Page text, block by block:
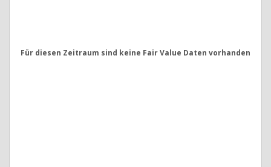
Für diesen Zeitraum sind keine Fair Value Daten vorhanden